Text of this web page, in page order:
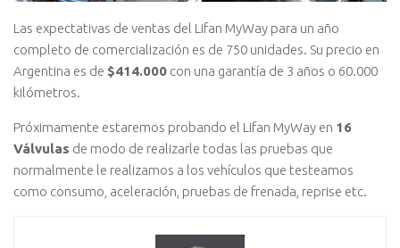
Las expectativas de ventas del Lifan MyWay para un año
completo de comercialización es de 750 unidades. Su precio en
Argentina es de $414.000 con una garantía de 3 años o 60.000
kilómetros.
Próximamente estaremos probando el Lifan MyWay en 16
Válvulas de modo de realizarle todas las pruebas que
normalmente le realizamos a los vehículos que testeamos
como consumo, aceleración, pruebas de frenada, reprise etc.